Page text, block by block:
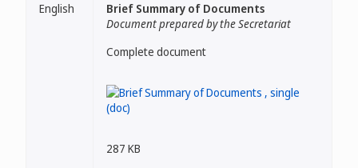
English
Brief Summary of Documents
Document prepared by the Secretariat
Complete document
287 KB